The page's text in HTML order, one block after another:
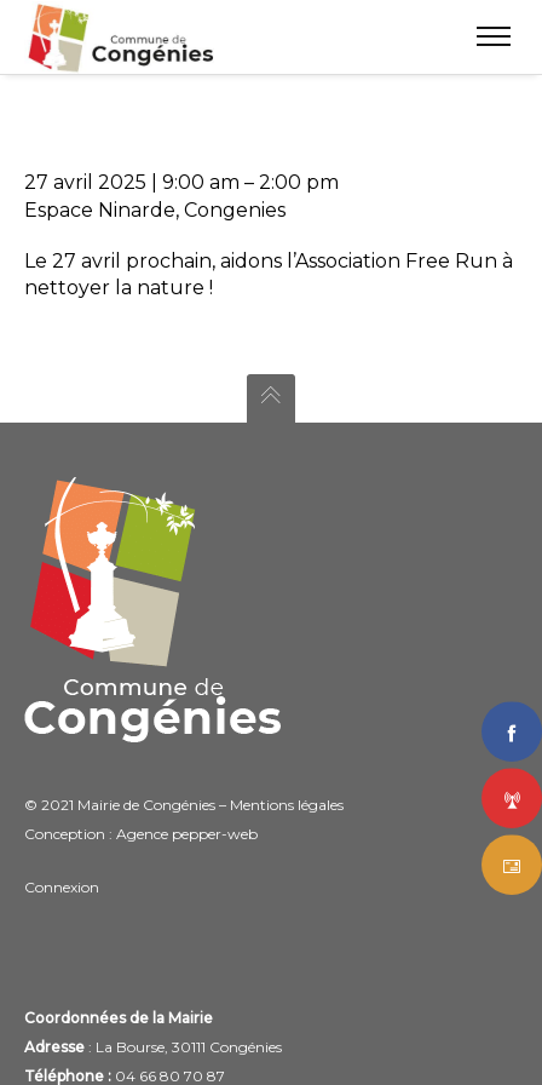
27 avril 2025 9:00 am – 2:00 pm
Espace Ninarde, Congenies
Le 27 avril prochain, aidons l’Association Free Run à
nettoyer la nature !
© 2021 Mairie de Congénies – Mentions légales
Conception : Agence pepper-web
Connexion
Coordonnées de la Mairie
Adresse : La Bourse, 30111 Congénies
Téléphone : 04 66 80 70 87